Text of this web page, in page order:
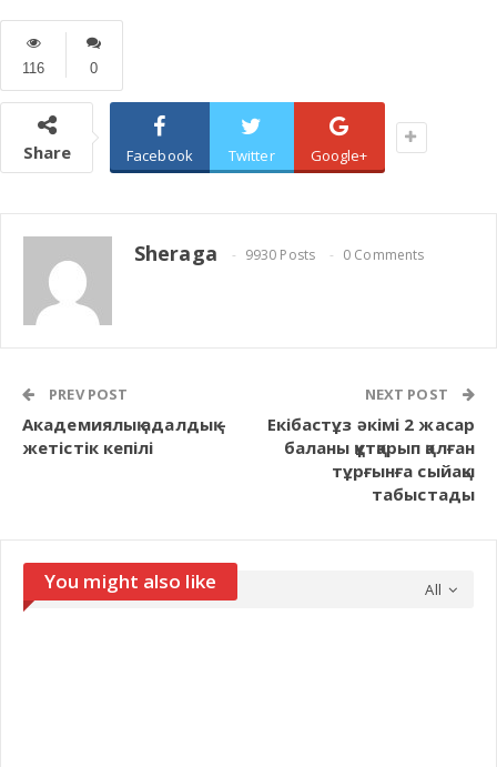
0
116
Share Facebook Twitter Google+
Sheraga 9930 Posts 0 Comments
PREV POST
Академиялық адалдық –
жетістік кепілі
NEXT POST
Екібастұз әкімі 2 жасар
баланы құтқарып қалған
тұрғынға сыйақы
табыстады
All
You might also like